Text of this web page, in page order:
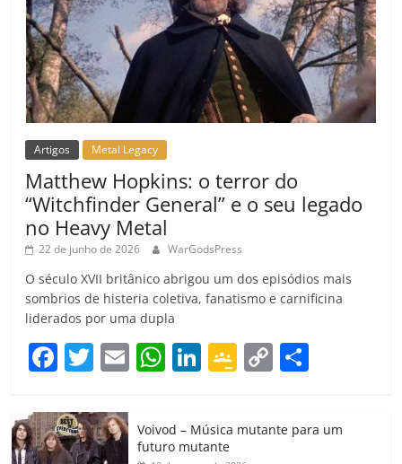
Artigos Metal Legacy
Matthew Hopkins: o terror do
“Witchfinder General” e o seu legado
no Heavy Metal
22 de junho de 2026 WarGodsPress
O século XVII britânico abrigou um dos episódios mais
sombrios de histeria coletiva, fanatismo e carnificina
liderados por uma dupla
F
c
e
T
itt
er
E
ai
W
at
s
Li
k
e
G
gl
C
y p
Voivod – Música mutante para um
futuro mutante